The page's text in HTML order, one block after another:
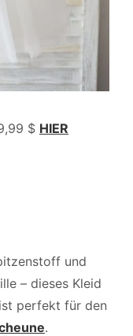
$ HIER
und
– dieses Kleid
perfekt für den
.